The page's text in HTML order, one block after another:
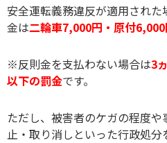
安全運転義務違反が適用され
金は二輪車7,000円・原付6,000
※反則金を支払わない場合は3
以下の罰金です。
ただし、被害者のケガの程度
止・取り消しといった行政処分